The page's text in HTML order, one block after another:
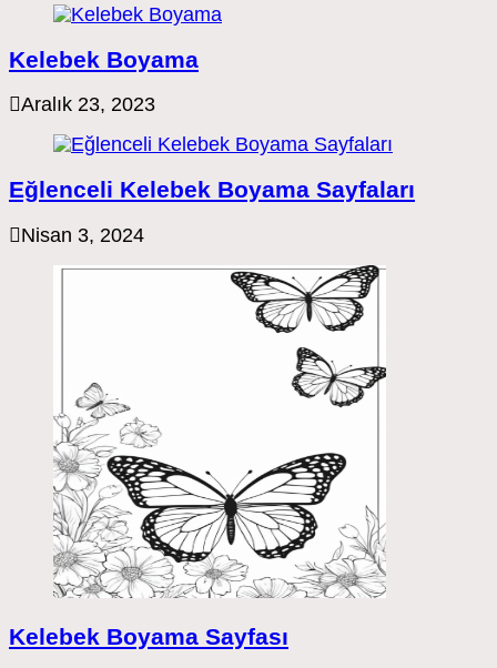
Kelebek Boyama
Aralık 23, 2023
Eğlenceli Kelebek Boyama Sayfaları
Nisan 3, 2024
Kelebek Boyama Sayfası